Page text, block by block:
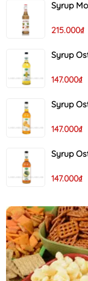
Syrup
215.000₫
Syrup
147.000₫
Syrup
147.000₫
Syrup
147.000₫